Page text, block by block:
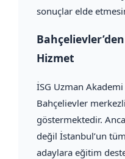
sonuçlar elde
Hizmet
İSG Uzman
Bahçelievler
göstermektedir.
değil İstanbul’un
adaylara eğitim